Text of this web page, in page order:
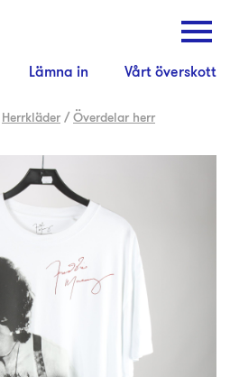
Lämna in Vårt överskott
Herrkläder /Överdelar herr